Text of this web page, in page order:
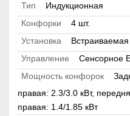
Тип
Индукционная
Конфорки
4 шт.
Установка
Встраиваемая
Управление
Сенсорное
Мощность конфорок
правая: 2.3/3.0 кВт,
правая: 1.4/1.85 кВт